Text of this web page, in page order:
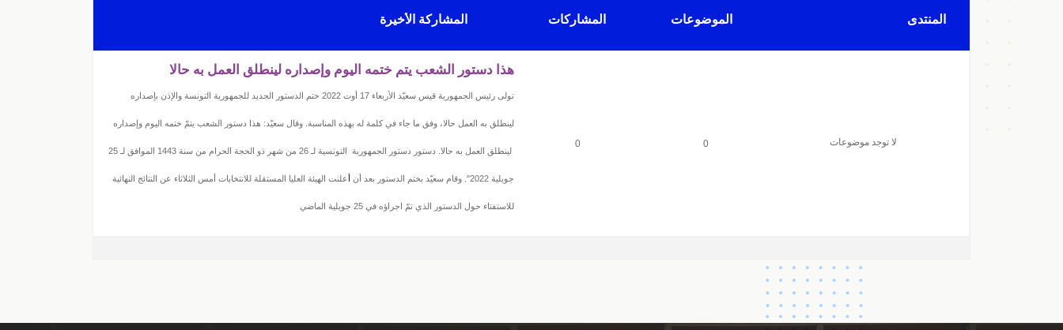
المنتدى الموضوعات المشاركات المشاركة الأخيرة
هذا دستور الشعب يتم ختمه اليوم وإصداره لينطلق العمل به حالا
تولى رئيس الجمهورية قيس سعيّد الأربعاء 17 أوت 2022 ختم الدستور الجديد للجمهورية التونسة والإذن بإصداره
لينطلق به العمل حالا، وفق ما جاء في كلمة له بهذه المناسبة. وقال سعيّد: هذا دستور الشعب يتمّ ختمه اليوم وإصداره
لينطلق العمل به حالا. دستور دستور الجمهورية التونسية لـ 26 من شهر ذو الحجة الحرام من سنة 1443 الموافق لـ 25
جويلية 2022''. وقام سعيّد بختم الدستور بعد أن أعلنت الهيئة العليا المستقلة للانتخابات أمس الثلاثاء عن النتائج النهائية
للاستفتاء حول الدستور الذي تمّ اجراؤه في 25 جويلية الماضي
0 0 لا توجد موضوعات